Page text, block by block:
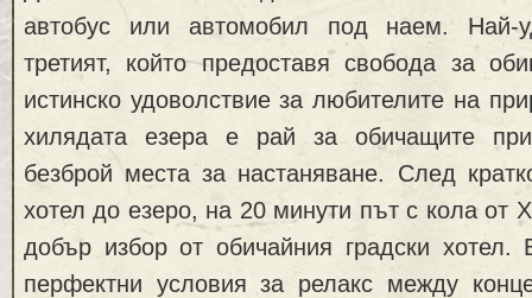
автобус или автомобил под наем. Най-
третият, който предоставя свобода за
истинско удоволствие за любителите на
хилядата езера е рай за обичащите
безброй места за настаняване. След
хотел до езеро, на 20 минути път с кола от
добър избор от обичайния градски хотел.
перфектни условия за релакс между